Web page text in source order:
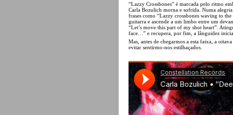
“Lazzy Crossbones” é marcada pelo ritmo
Carla Bozulich morna e sofrida. Numa
frases como “Lazzy crossbones waving to
guitarra e ascende a um limbo entre um
“Let’s move this part of my shot heart”.
face…” e recupera, por fim, a lânguidez
Mas, antes de chegarmos a esta faixa, a
evitar sentirmo-nos estilhaçados.